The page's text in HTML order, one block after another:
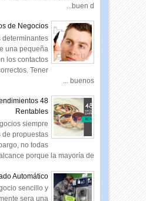
buen d...
de Negocios
determinantes
una pequeña
los contactos
Tener
buenos ...
Rentables
siempre
de propuestas
no todas
porque la mayoría de...
Automático
sencillo y
sera una